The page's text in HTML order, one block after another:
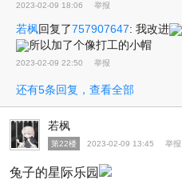
2023-02-09 18:06 举报
若枫回复了757907647: 我改进
所以加了个像打工的小帽
2023-02-09 22:50 举报
还有5条回复，查看全部
若枫
第22楼 2023-02-09 13:45 举报
兔子的星际乐园